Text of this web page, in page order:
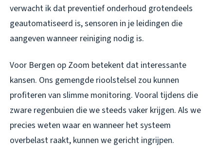
verwacht ik dat preventief onderhoud grotendeels
geautomatiseerd is, sensoren in je leidingen die
aangeven wanneer reiniging nodig is.
Voor Bergen op Zoom betekent dat interessante
kansen. Ons gemengde rioolstelsel zou kunnen
profiteren van slimme monitoring. Vooral tijdens die
zware regenbuien die we steeds vaker krijgen. Als we
precies weten waar en wanneer het systeem
overbelast raakt, kunnen we gericht ingrijpen.